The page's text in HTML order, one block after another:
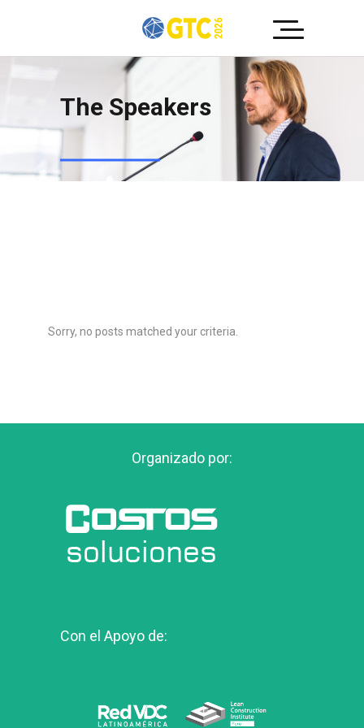
The Speakers
Sorry, no posts matched your criteria.
Organizado por:
Con el Apoyo de: